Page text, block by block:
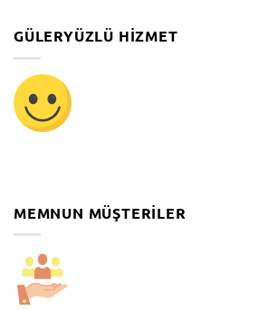
GÜLERYÜZLÜ HIZMET
MEMNUN MÜŞTERILER